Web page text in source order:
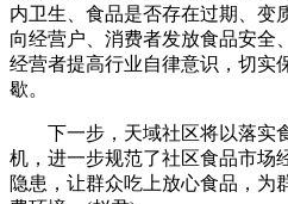
内卫生、食品是否存在过期、变
向经营户、消费者发放食品安全
经营者提高行业自律意识，切实
歇。
下一步，天域社区将以落实
机，进一步规范了社区食品市场
隐患，让群众吃上放心食品，为